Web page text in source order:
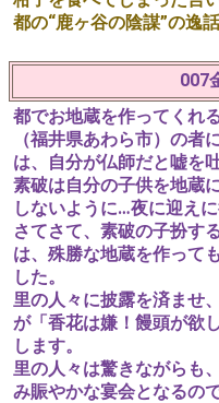
都の“鹿ヶ谷の陰謀”の逸
007
都でお地蔵を作ってくれ
（福井県あわら市）の者
は、自分が仏師だと嘘を
素破は自分の子供を地蔵
しないように…夜に迎え
さてさて、素破の子扮す
は、殊勝な地蔵を作って
した。
里の人々に披露を済ませ
が「香花は嫌！饅頭が欲
します。
里の人々は驚きながらも
み賑やかな宴会となるので